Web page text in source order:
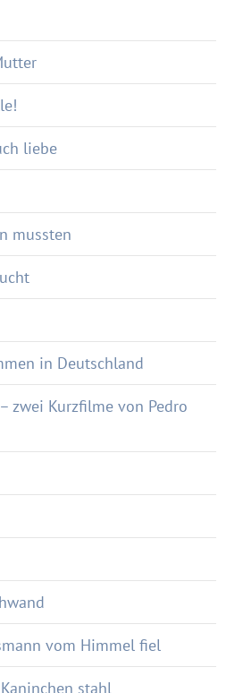
liebe
mussten
in Deutschland
zwei Kurzfilme von Pedro
vom Himmel fiel
stahl